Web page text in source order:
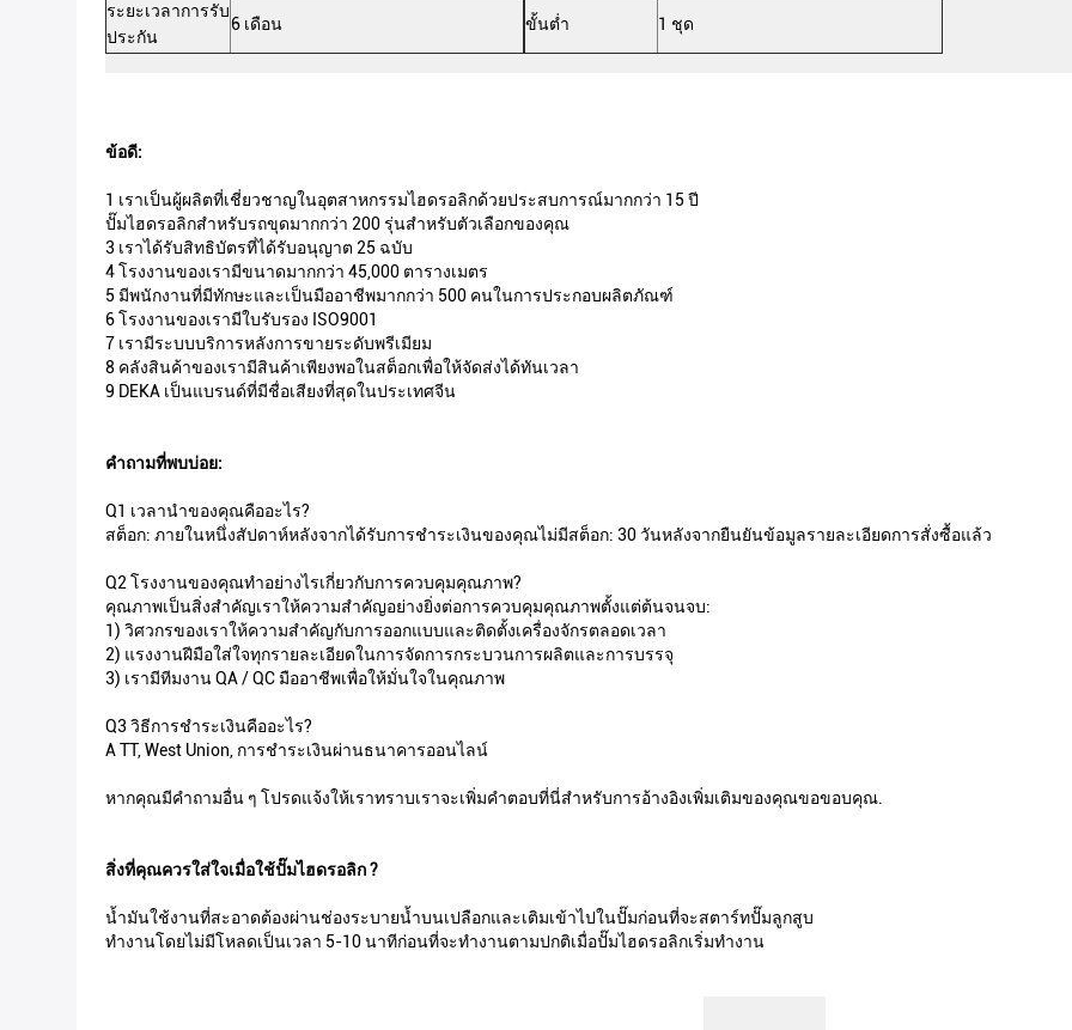
ระยะเวลาการรับ
ประกัน
6 เดือน ขั้นต่ำ 1 ชุด
ข้อดี:
1 เราเป็นผู้ผลิตที่เชี่ยวชาญในอุตสาหกรรมไฮดรอลิกด้วยประสบการณ์มากกว่า 15 ปี
ปั๊มไฮดรอลิกสำหรับรถขุดมากกว่า 200 รุ่นสำหรับตัวเลือกของคุณ
3 เราได้รับสิทธิบัตรที่ได้รับอนุญาต 25 ฉบับ
4 โรงงานของเรามีขนาดมากกว่า 45,000 ตารางเมตร
5 มีพนักงานที่มีทักษะและเป็นมืออาชีพมากกว่า 500 คนในการประกอบผลิตภัณฑ์
6 โรงงานของเรามีใบรับรอง ISO9001
7 เรามีระบบบริการหลังการขายระดับพรีเมียม
8 คลังสินค้าของเรามีสินค้าเพียงพอในสต็อกเพื่อให้จัดส่งได้ทันเวลา
9 DEKA เป็นแบรนด์ที่มีชื่อเสียงที่สุดในประเทศจีน
คำถามที่พบบ่อย:
Q1 เวลานำของคุณคืออะไร?
สต็อก: ภายในหนึ่งสัปดาห์หลังจากได้รับการชำระเงินของคุณไม่มีสต็อก: 30 วันหลังจากยืนยันข้อมูลรายละเอียดการสั่งซื้อแล้ว
Q2 โรงงานของคุณทำอย่างไรเกี่ยวกับการควบคุมคุณภาพ?
คุณภาพเป็นสิ่งสำคัญเราให้ความสำคัญอย่างยิ่งต่อการควบคุมคุณภาพตั้งแต่ต้นจนจบ:
1) วิศวกรของเราให้ความสำคัญกับการออกแบบและติดตั้งเครื่องจักรตลอดเวลา
2) แรงงานฝีมือใส่ใจทุกรายละเอียดในการจัดการกระบวนการผลิตและการบรรจุ
3) เรามีทีมงาน QA / QC มืออาชีพเพื่อให้มั่นใจในคุณภาพ
Q3 วิธีการชำระเงินคืออะไร?
A TT, West Union, การชำระเงินผ่านธนาคารออนไลน์
หากคุณมีคำถามอื่น ๆ โปรดแจ้งให้เราทราบเราจะเพิ่มคำตอบที่นี่สำหรับการอ้างอิงเพิ่มเติมของคุณขอขอบคุณ.
สิ่งที่คุณควรใส่ใจเมื่อใช้ปั๊มไฮดรอลิก ?
น้ำมันใช้งานที่สะอาดต้องผ่านช่องระบายน้ำบนเปลือกและเติมเข้าไปในปั๊มก่อนที่จะสตาร์ทปั๊มลูกสูบ
ทำงานโดยไม่มีโหลดเป็นเวลา 5-10 นาทีก่อนที่จะทำงานตามปกติเมื่อปั๊มไฮดรอลิกเริ่มทำงาน